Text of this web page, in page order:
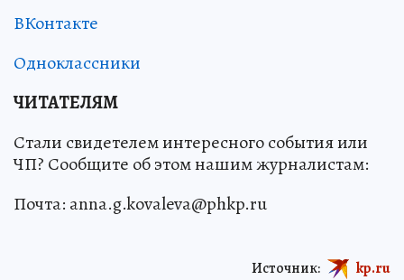
ВКонтакте
Одноклассники
ЧИТАТЕЛЯМ
Стали свидетелем интересного события или
ЧП? Сообщите об этом нашим журналистам:
Почта: anna.g.kovaleva@phkp.ru
Источник: kp.ru